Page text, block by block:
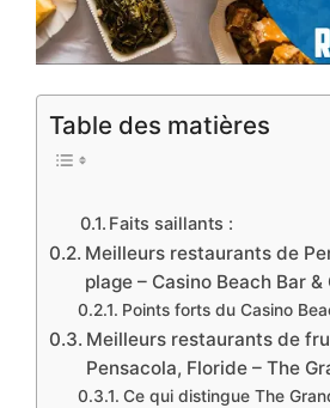
Table des matières
Faits saillants :
Meilleurs restaurants de
plage – Casino Beach Bar &
Points forts du Casino
Meilleurs restaurants de
Pensacola, Floride – The
Ce qui distingue The